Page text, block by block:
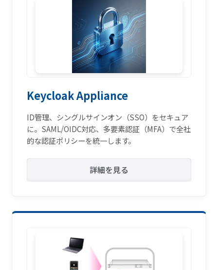
Keycloak Appliance
ID管理、シングルサインオン（SSO）をセキュア
に。SAML/OIDC対応、多要素認証（MFA）で全社
的な認証ポリシーを統一します。
詳細を見る